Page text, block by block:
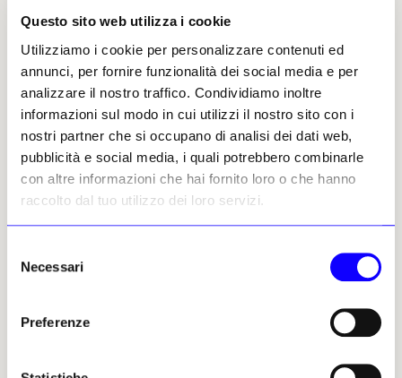
Questo sito web utilizza i cookie
Utilizziamo i cookie per personalizzare contenuti ed
annunci, per fornire funzionalità dei social media e per
analizzare il nostro traffico. Condividiamo inoltre
informazioni sul modo in cui utilizzi il nostro sito con i
nostri partner che si occupano di analisi dei dati web,
pubblicità e social media, i quali potrebbero combinarle
con altre informazioni che hai fornito loro o che hanno
raccolto dal tuo utilizzo dei loro servizi.
delNecessari
Preferenze
ha offerto il proprio contributo, permettendo
l’intervento conservativo su poltrone,
consolle, panche e sgabelli (tutti in legno
intagliato, laccato e dorato), stoffe
(baldacchino del letto, tappezzerie e tende),
nonché alcuni scuri settecenteschi dipinti da
Cignaroli. Due altrettanto preziosi e delicati
manufatti sono stati al centro di Restituzioni
monumentali dell’anno 2015: le vetrate del
della Vergine
, e di quella della bifora in asse con
cappella di San Mattia nella tribuna
rispettivamente nel 1404-1405 e nel 1441-1443,
si data la presentazione del progetto di